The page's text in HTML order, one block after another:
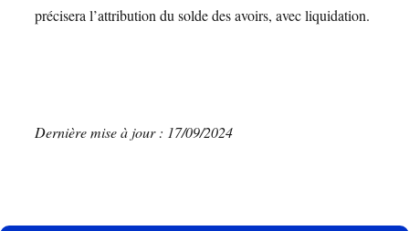
précisera l’attribution du solde des avoirs, avec liquidation.
Dernière mise à jour : 17/09/2024